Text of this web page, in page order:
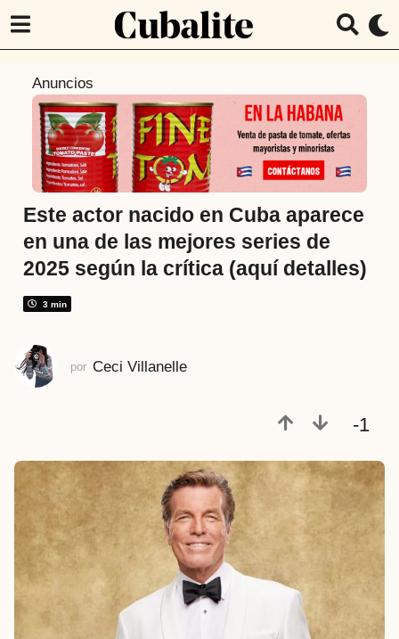
m
a
r
á
s
m
e
Anuncios
Este actor nacido en Cuba aparece
en una de las mejores series de
2025 según la crítica (aquí detalles)
3 min
por Ceci Villanelle
-1